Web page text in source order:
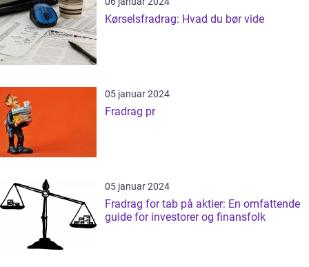
Kørselsfradrag: Hvad du bør vide
05 januar 2024
Fradrag pr
05 januar 2024
Fradrag for tab på aktier: En omfattende
guide for investorer og finansfolk